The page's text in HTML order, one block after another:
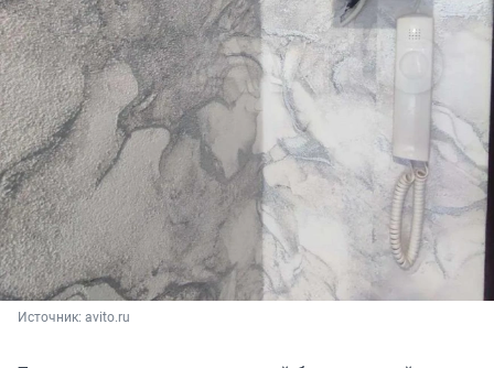
Источник: avito.ru